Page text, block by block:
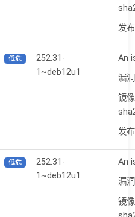
发
低危
252.31-
1~deb12u1
An
漏
镜
发
低危
252.31-
1~deb12u1
An
漏
镜